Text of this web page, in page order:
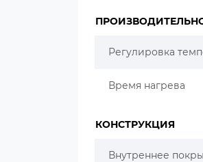
Регулировка
Время нагрева
КОНСТРУКЦИЯ
Внутреннее